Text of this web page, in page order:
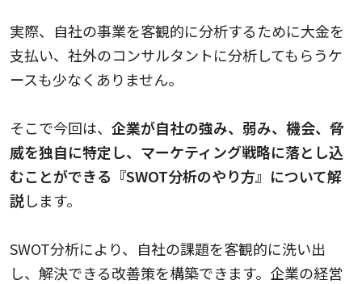
実際、自社の事業を客観的に分析するために大金を
支払い、社外のコンサルタントに分析してもらうケ
ースも少なくありません。
そこで今回は、 企業が自社の強み、弱み、機会、脅
威を独自に特定し、マーケティング戦略に落とし込
むことができる『SWOT分析のやり方』について解
説します。
SWOT分析により、自社の課題を客観的に洗い出
し、解決できる改善策を構築できます。企業の経営